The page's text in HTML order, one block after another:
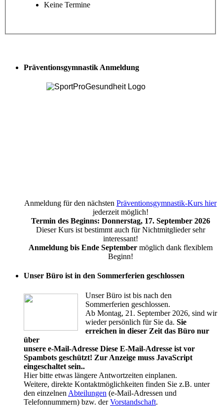
Keine Termine
Präventionsgymnastik Anmeldung
Anmeldung für den nächsten Präventionsgymnastik-Kurs hier
jederzeit möglich!
Termin des Beginns: Donnerstag, 17. September 2026
Dieser Kurs ist bestimmt auch für Nichtmitglieder sehr
interessant!
Anmeldung bis Ende September möglich dank flexiblem
Beginn!
Unser Büro ist in den Sommerferien geschlossen
Unser Büro ist bis nach den
Sommerferien geschlossen.
Ab Montag, 21. September 2026, sind wir
wieder persönlich für Sie da. Sie
erreichen in dieser Zeit das Büro nur
über
unsere e-Mail-Adresse Diese E-Mail-Adresse ist vor
Spambots geschützt! Zur Anzeige muss JavaScript
eingeschaltet sein..
Hier bitte etwas längere Antwortzeiten einplanen.
Weitere, direkte Kontaktmöglichkeiten finden Sie z.B. unter
den einzelnen Abteilungen (e-Mail-Adressen und
Telefonnummern) bzw. derVorstandschaft.